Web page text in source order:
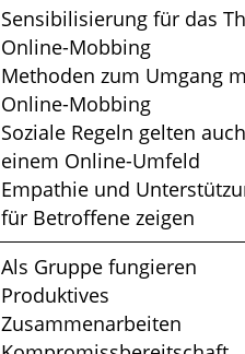
Sensibilisierung für das
Online-Mobbing
Methoden zum Umgang
Online-Mobbing
Soziale Regeln gelten
einem Online-Umfeld
Empathie und
für Betroffene zeigen
Als Gruppe fungieren
Produktives
Zusammenarbeiten